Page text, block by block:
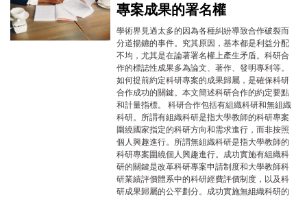
專案成果的署名權
學術界見過太多的因為各種糾紛導致合作破裂而
分道揚鑣的事件。究其原因，基本都是利益分配
不均，尤其是在論著署名權上產生矛盾。科研合
作的標誌性成果多為論文、著作、發明專利等。
如何提前約定科研專案的成果歸屬，是確保科研
合作成功的關鍵。本文簡述科研合作的約定要點
和計量指標。 科研合作包括有組織科研和無組織
科研。所謂有組織科研是指大學教師的科研專案
圍繞國家指定的科研方向和需求進行，而非按照
個人興趣進行。所謂無組織科研是指大學教師的
科研專案圍繞個人興趣進行。成功實施有組織科
研的關鍵是改革科研專案申請制度和大學教師科
研業績評價體系中的科研經費評價制度，以及科
研成果歸屬的公平劃分。成功實施無組織科研的